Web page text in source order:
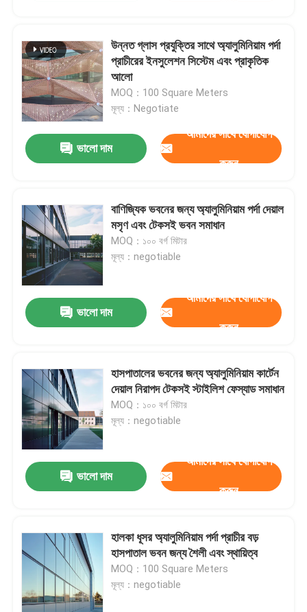
বাড়ি
আমাদের সম্পর্কে
উন্নত গ্লাস প্রযুক্তির সাথে অ্যালুমিনিয়াম পর্দা
প্রাচীরের ইনসুলেশন সিস্টেম এবং প্রাকৃতিক
আলো
MOQ：100 Square Meters
মূল্য：Negotiate
ভালো দাম
আমাদের সাথে যোগাযোগ
করুন
বাণিজ্যিক ভবনের জন্য অ্যালুমিনিয়াম পর্দা দেয়াল
মসৃণ এবং টেকসই ভবন সমাধান
MOQ：১০০ বর্গ মিটার
মূল্য：negotiable
ভালো দাম
আমাদের সাথে যোগাযোগ
করুন
হাসপাতালের ভবনের জন্য অ্যালুমিনিয়াম কার্টেন
দেয়াল নিরাপদ টেকসই স্টাইলিশ ফেস্যাড সমাধান
MOQ：১০০ বর্গ মিটার
মূল্য：negotiable
ভালো দাম
আমাদের সাথে যোগাযোগ
করুন
হালকা ধূসর অ্যালুমিনিয়াম পর্দা প্রাচীর বড়
হাসপাতাল ভবন জন্য শৈলী এবং স্থায়িত্ব
MOQ：100 Square Meters
মূল্য：negotiable